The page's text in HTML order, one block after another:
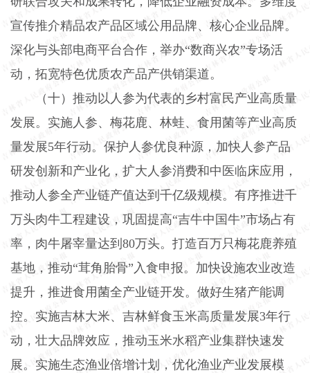
宣传推介精品农产品区域公用品牌、核心企业品牌。
深化与头部电商平台合作，举办“数商兴农”专场活
动，拓宽特色优质农产品产供销渠道。
（十）推动以人参为代表的乡村富民产业高质量
发展。 实施人参、梅花鹿、林蛙、食用菌等产业高质
量发展5年行动。保护人参优良种源，加快人参产品
研发创新和产业化，扩大人参消费和中医临床应用，
推动人参全产业链产值达到千亿级规模。有序推进千
万头肉牛工程建设，巩固提高“吉牛中国牛”市场占有
率，肉牛屠宰量达到 80万头。打造百万只梅花鹿养殖
基地，推动“茸角胎骨”入食申报。加快设施农业改造
提升，推进食用菌全产业链开发。做好生猪产能调
控。实施吉林大米、吉林鲜食玉米高质量发展3年行
动，壮大品牌效应，推动玉米水稻产业集群快速发
展。实施生态渔业倍增计划，优化渔业产业发展模